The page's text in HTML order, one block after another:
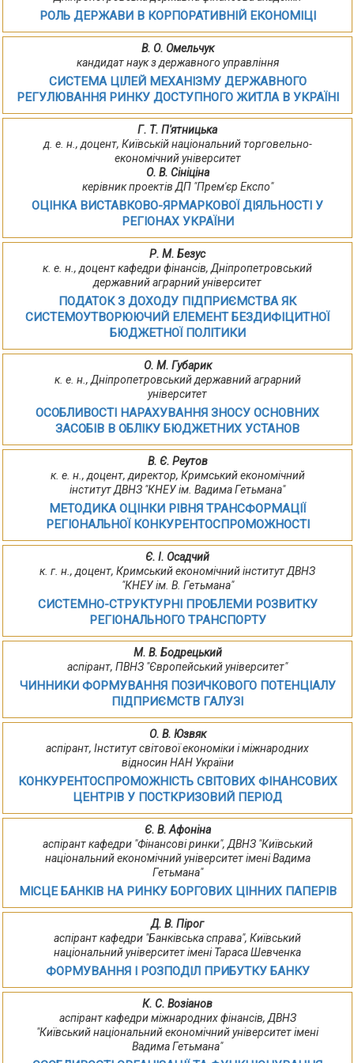
РОЛЬ ДЕРЖАВИ В КОРПОРАТИВНІЙ ЕКОНОМІЦІ
В. О. Омельчук
кандидат наук з державного управління
СИСТЕМА ЦІЛЕЙ МЕХАНІЗМУ ДЕРЖАВНОГО
РЕГУЛЮВАННЯ РИНКУ ДОСТУПНОГО ЖИТЛА В УКРАЇНІ
Г. Т. П'ятницька
д. е. н., доцент, Київській національний торговельно-
економічний університет
О. В. Сініціна
керівник проектів ДП "Прем'єр Експо"
ОЦІНКА ВИСТАВКОВО-ЯРМАРКОВОЇ ДІЯЛЬНОСТІ У
РЕГІОНАХ УКРАЇНИ
Р. М. Безус
к. е. н., доцент кафедри фінансів, Дніпропетровський
державний аграрний університет
ПОДАТОК З ДОХОДУ ПІДПРИЄМСТВА ЯК
СИСТЕМОУТВОРЮЮЧИЙ ЕЛЕМЕНТ БЕЗДИФІЦИТНОЇ
БЮДЖЕТНОЇ ПОЛІТИКИ
О. М. Губарик
к. е. н., Дніпропетровський державний аграрний
університет
ОСОБЛИВОСТІ НАРАХУВАННЯ ЗНОСУ ОСНОВНИХ
ЗАСОБІВ В ОБЛІКУ БЮДЖЕТНИХ УСТАНОВ
В. Є. Реутов
к. е. н., доцент, директор, Кримський економічний
інститут ДВНЗ "КНЕУ ім. Вадима Гетьмана"
МЕТОДИКА ОЦІНКИ РІВНЯ ТРАНСФОРМАЦІЇ
РЕГІОНАЛЬНОЇ КОНКУРЕНТОСПРОМОЖНОСТІ
Є. І. Осадчий
к. г. н., доцент, Кримський економічний інститут ДВНЗ
"КНЕУ ім. В. Гетьмана"
СИСТЕМНО-СТРУКТУРНІ ПРОБЛЕМИ РОЗВИТКУ
РЕГІОНАЛЬНОГО ТРАНСПОРТУ
М. В. Бодрецький
аспірант, ПВНЗ "Європейський університет"
ЧИННИКИ ФОРМУВАННЯ ПОЗИЧКОВОГО ПОТЕНЦІАЛУ
ПІДПРИЄМСТВ ГАЛУЗІ
О. В. Юзвяк
аспірант, Інститут світової економіки і міжнародних
відносин НАН України
КОНКУРЕНТОСПРОМОЖНІСТЬ СВІТОВИХ ФІНАНСОВИХ
ЦЕНТРІВ У ПОСТКРИЗОВИЙ ПЕРІОД
Є. В. Афоніна
аспірант кафедри "Фінансові ринки", ДВНЗ "Київський
національний економічний університет імені Вадима
Гетьмана"
МІСЦЕ БАНКІВ НА РИНКУ БОРГОВИХ ЦІННИХ ПАПЕРІВ
Д. В. Пірог
аспірант кафедри "Банківська справа", Київський
національний університет імені Тараса Шевченка
ФОРМУВАННЯ І РОЗПОДІЛ ПРИБУТКУ БАНКУ
К. С. Возіанов
аспірант кафедри міжнародних фінансів, ДВНЗ
"Київський національний економічний університет імені
Вадима Гетьмана"